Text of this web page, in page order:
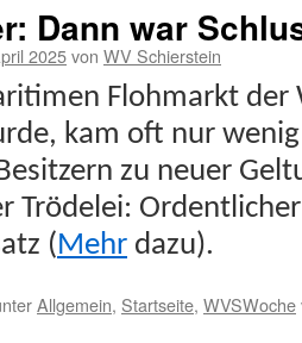
Dann war
2025von WV Schierstein
Flohmarkt der
kam oft nur
zu neuer
Trödelei:
(Mehr dazu).
Allgemein, Startseite, WVSWoche